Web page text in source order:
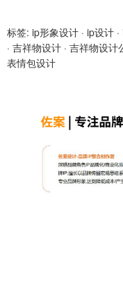
标签: ip形象设计 · ip设计 ·
· 吉祥物设计 · 吉祥物设计
表情包设计